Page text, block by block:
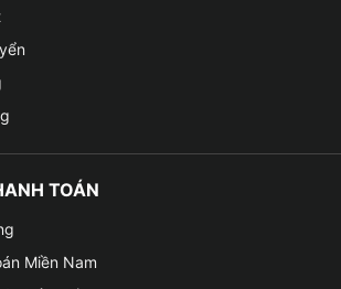
Địa chỉ lắp Android Box cho xe VinFast
Box cho xe VinFast VF3
và dễ dàng sử dụng
TOÁN
Miền Nam